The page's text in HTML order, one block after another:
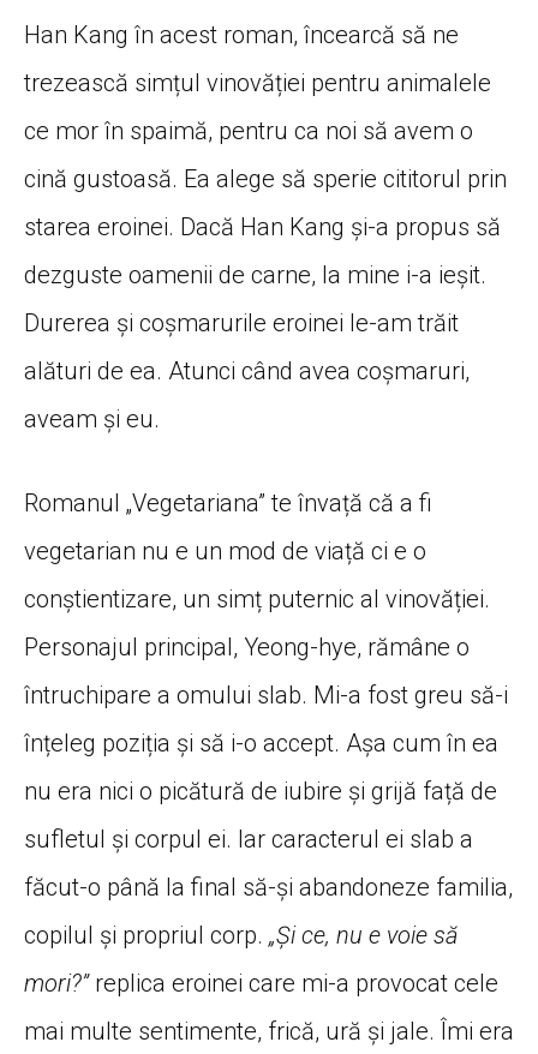
Han Kang în acest roman, încearcă să ne
trezească simțul vinovăției pentru animalele
ce mor în spaimă, pentru ca noi să avem o
cină gustoasă. Ea alege să sperie cititorul prin
starea eroinei. Dacă Han Kang și-a propus să
dezguste oamenii de carne, la mine i-a ieșit.
Durerea și coșmarurile eroinei le-am trăit
alături de ea. Atunci când avea coșmaruri,
aveam și eu.
Romanul „Vegetariana” te învață că a fi
vegetarian nu e un mod de viață ci e o
conștientizare, un simț puternic al vinovăției.
Personajul principal, Yeong-hye, rămâne o
întruchipare a omului slab. Mi-a fost greu să-i
înțeleg poziția și să i-o accept. Așa cum în ea
nu era nici o picătură de iubire și grijă față de
sufletul și corpul ei. Iar caracterul ei slab a
făcut-o până la final să-și abandoneze familia,
copilul și propriul corp. „Și ce, nu e voie să
mori?” replica eroinei care mi-a provocat cele
mai multe sentimente, frică, ură și jale. Îmi era